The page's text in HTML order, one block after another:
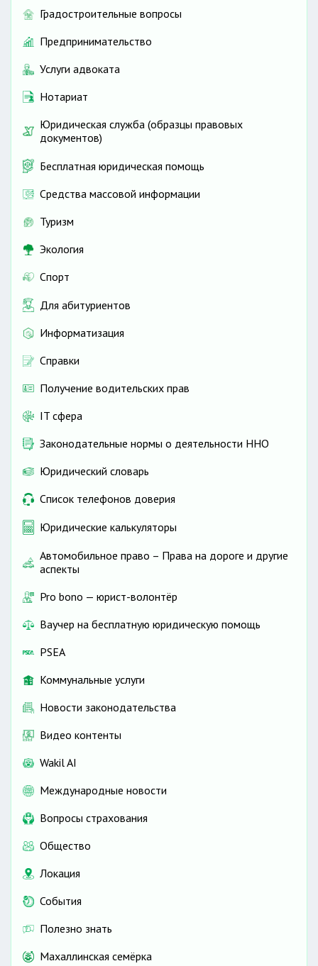
Градостроительные вопросы
Предпринимательство
Услуги адвоката
Нотариат
Юридическая служба (образцы правовых
документов)
Бесплатная юридическая помощь
Средства массовой информации
Туризм
Экология
Спорт
Для абитуриентов
Информатизация
Справки
Получение водительских прав
IT сфера
Законодательные нормы о деятельности ННО
Юридический словарь
Список телефонов доверия
Юридические калькуляторы
Автомобильное право – Права на дороге и другие
аспекты
Pro bono — юрист-волонтёр
Ваучер на бесплатную юридическую помощь
PSEA
Коммунальные услуги
Новости законодательства
Видео контенты
Wakil AI
Международные новости
Вопросы страхования
Общество
Локация
События
Полезно знать
Махаллинская семёрка